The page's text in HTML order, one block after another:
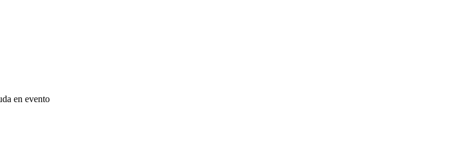
a una filosofía política del Internet (1 de 3)
en evento